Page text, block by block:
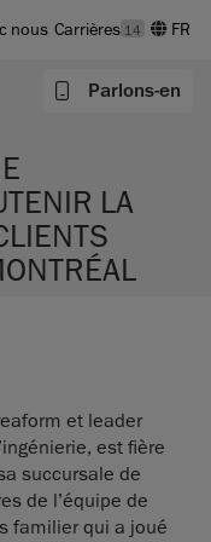
nous Carrières 14
Parlons-en
LA
et leader
est fière
succursale de
de l’équipe de
familier qui a joué